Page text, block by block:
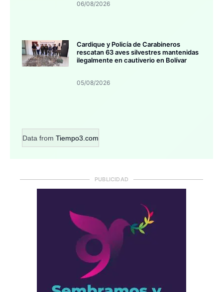
06/08/2026
Cardique y Policía de Carabineros
rescatan 63 aves silvestres mantenidas
ilegalmente en cautiverio en Bolívar
05/08/2026
Data from Tiempo3.com
PUBLICIDAD